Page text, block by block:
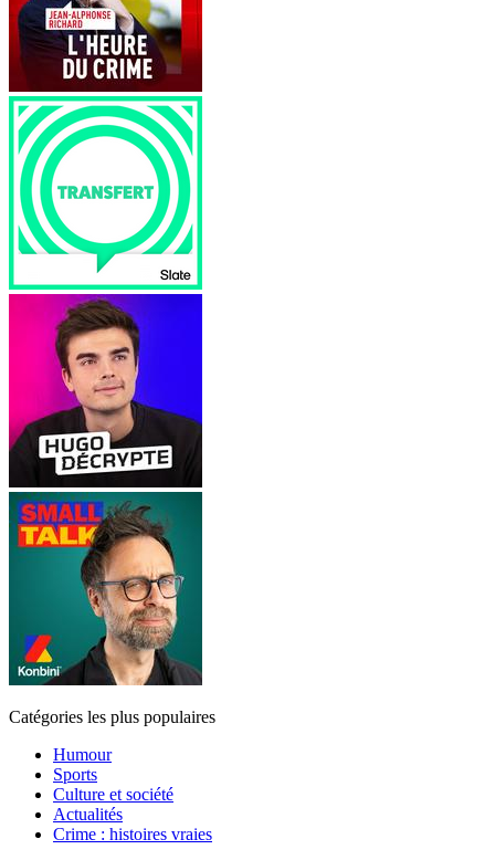
Catégories les plus populaires
Humour
Sports
Culture et société
Actualités
Crime : histoires vraies